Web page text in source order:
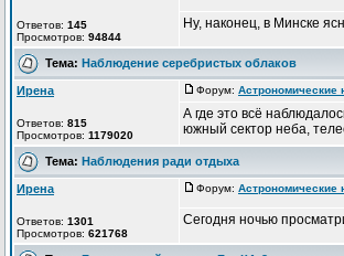
Ответов: 145
Просмотров: 94844
Ну, наконец, в Минске
Тема: Наблюдение серебристых облаков
Ирена
Ответов: 815
Просмотров: 1179020
Форум: Астрономические
А где это всё
южный сектор неба,
Тема: Наблюдения ради отдыха
Ирена
Ответов: 1301
Просмотров: 621768
Форум: Астрономические
Сегодня ночью